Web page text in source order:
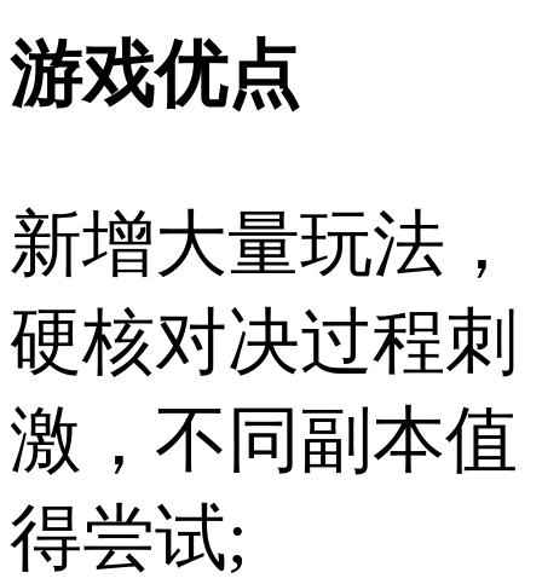
游戏优点
新增大量玩法，
硬核对决过程刺
激，不同副本值
得尝试;